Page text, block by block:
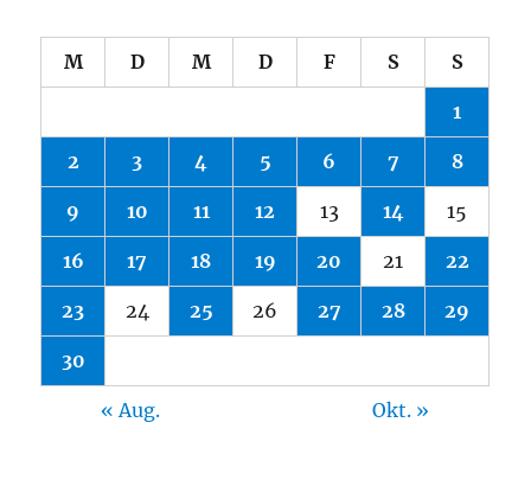
M D M D F S S
1
2 3 4 5 6 7 8
9 10 11 12 13 14 15
16 17 18 19 20 21 22
23 24 25 26 27 28 29
30
« Aug. Okt. »